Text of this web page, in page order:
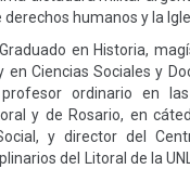
humanos y la
Graduado en Historia,
en Ciencias Sociales y
ordinario en las
y de Rosario, en
y director del
del Litoral de la